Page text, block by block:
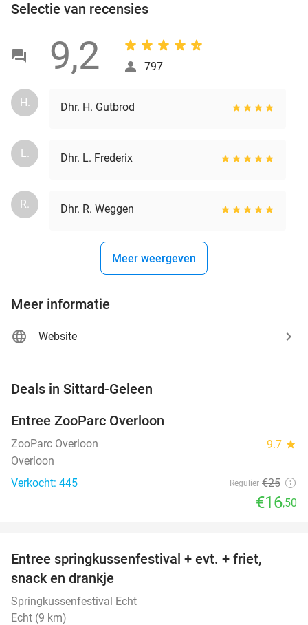
Selectie van recensies
9,2 797
H. Dhr. H. Gutbrod
L. Dhr. L. Frederix
R. Dhr. R. Weggen
Meer weergeven
Meer informatie
Website
Deals in Sittard-Geleen
TODAY
Entree ZooParc Overloon
ZooParc Overloon 9.7 star
Overloon
Verkocht: 445
Regulier €25
€16,50
TODAY
Entree springkussenfestival + evt. + friet,
snack en drankje
Springkussenfestival Echt
Echt (9 km)